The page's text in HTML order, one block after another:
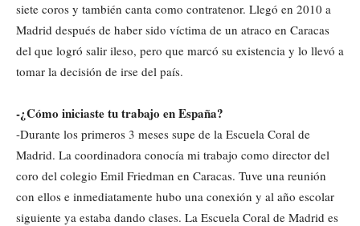
siete coros y también canta como contratenor. Llegó en 2010 a
Madrid después de haber sido víctima de un atraco en Caracas
del que logró salir ileso, pero que marcó su existencia y lo llevó a
tomar la decisión de irse del país.
-¿Cómo iniciaste tu trabajo en España?
-Durante los primeros 3 meses supe de la Escuela Coral de
Madrid. La coordinadora conocía mi trabajo como director del
coro del colegio Emil Friedman en Caracas. Tuve una reunión
con ellos e inmediatamente hubo una conexión y al año escolar
siguiente ya estaba dando clases. La Escuela Coral de Madrid es